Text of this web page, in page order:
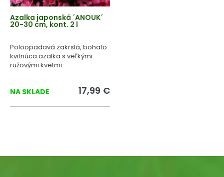
Azalka japonská ´ANOUK´
20-30 cm, kont. 2 l
Poloopadavá zakrslá, bohato
kvitnúca azalka s veľkými
ružovými kvetmi.
NA SKLADE 17,99 €